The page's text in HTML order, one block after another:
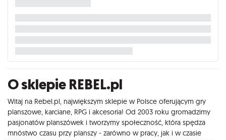
O sklepie REBEL.pl
Witaj na Rebel.pl, największym sklepie w Polsce oferującym gry
planszowe, karciane, RPG i akcesoria! Od 2003 roku gromadzimy
pasjonatów planszówek i tworzymy społeczność, która spędza
mnóstwo czasu przy planszy - zarówno w pracy, jak i w czasie